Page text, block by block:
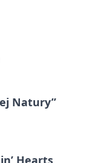
Natury”
Hearts